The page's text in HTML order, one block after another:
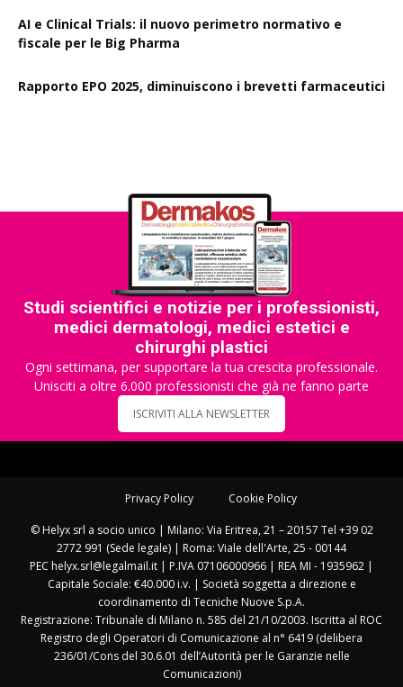
AI e Clinical Trials: il nuovo perimetro normativo e
fiscale per le Big Pharma
Rapporto EPO 2025, diminuiscono i brevetti farmaceutici
Studi scientifici e notizie per i professionisti,
medici dermatologi, medici estetici e
chirurghi plastici
Ogni settimana, per supportare la tua crescita professionale.
Unisciti a oltre 6.000 professionisti che già ne fanno parte
ISCRIVITI ALLA NEWSLETTER
Privacy Policy Cookie Policy
© Helyx srl a socio unico | Milano: Via Eritrea, 21 – 20157 Tel +39 02
2772 991 (Sede legale) | Roma: Viale dell'Arte, 25 - 00144
PEC helyx.srl@legalmail.it | P.IVA 07106000966 | REA MI - 1935962 |
Capitale Sociale: €40.000 i.v. | Società soggetta a direzione e
coordinamento di Tecniche Nuove S.p.A.
Registrazione: Tribunale di Milano n. 585 del 21/10/2003. Iscritta al ROC
Registro degli Operatori di Comunicazione al n° 6419 (delibera
236/01/Cons del 30.6.01 dell’Autorità per le Garanzie nelle
Comunicazioni)